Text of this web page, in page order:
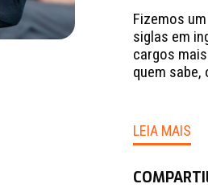
Fizemos
siglas em
cargos
quem sabe,
LEIA MAIS